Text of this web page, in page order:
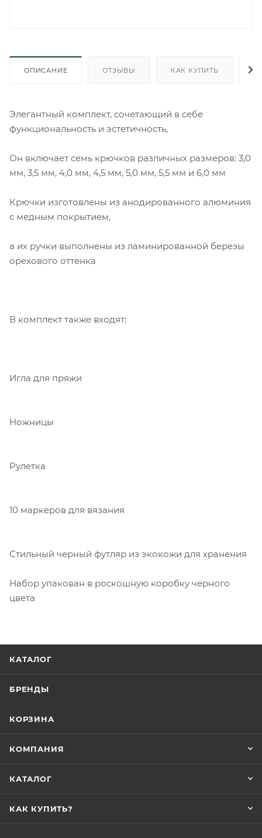
ОПИСАНИЕ ОТЗЫВЫ КАК КУПИТЬ
Элегантный комплект, сочетающий в себе
функциональность и эстетичность,
Он включает семь крючков различных размеров: 3,0
мм, 3,5 мм, 4,0 мм, 4,5 мм, 5,0 мм, 5,5 мм и 6,0 мм
Крючки изготовлены из анодированного алюминия
с медным покрытием,
а их ручки выполнены из ламинированной березы
орехового оттенка
В комплект также входят:
Игла для пряжи
Ножницы
Рулетка
10 маркеров для вязания
Стильный черный футляр из экокожи для хранения
Набор упакован в роскошную коробку черного
цвета
КАТАЛОГ
БРЕНДЫ
КОРЗИНА
КОМПАНИЯ
КАТАЛОГ
КАК КУПИТЬ?